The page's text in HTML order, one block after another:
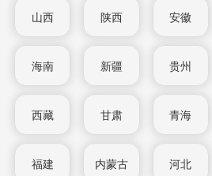
山西 陕西 安徽
海南 新疆 贵州
西藏 甘肃 青海
福建 内蒙古 河北